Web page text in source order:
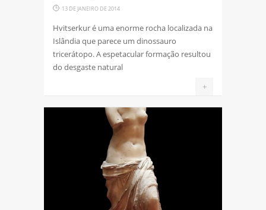
13 DE JANEIRO DE 2014
Hvitserkur é uma enorme rocha localizada na
Islândia que parece um dinossauro
tricerátopo. A espetacular formação resultou
do desgaste natural
+